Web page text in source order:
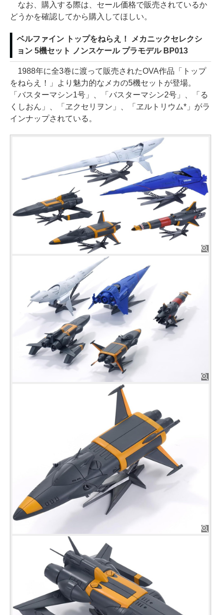
なお、購入する際は、セール価格で販売されているか
どうかを確認してから購入してほしい。
ベルファイン トップをねらえ！ メカニックセレクシ
ョン 5機セット ノンスケール プラモデル BP013
1988年に全3巻に渡って販売されたOVA作品「トップ
をねらえ！」より魅力的なメカの5機セットが登場。
「バスターマシン1号」、「バスターマシン2号」、「る
くしおん」、「ヱクセリヲン」、「ヱルトリウム*」がラ
インナップされている。